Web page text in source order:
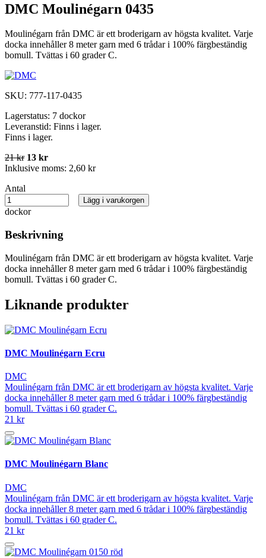
DMC Moulinégarn 0435
Moulinégarn från DMC är ett broderigarn av högsta kvalitet. Varje
docka innehåller 8 meter garn med 6 trådar i 100% färgbeständig
bomull. Tvättas i 60 grader C.
SKU: 777-117-0435
Lagerstatus: 7 dockor
Leveranstid: Finns i lager.
Finns i lager.
21 kr 13 kr
Inklusive moms: 2,60 kr
Antal
dockor
Lägg i varukorgen
Beskrivning
Moulinégarn från DMC är ett broderigarn av högsta kvalitet. Varje
docka innehåller 8 meter garn med 6 trådar i 100% färgbeständig
bomull. Tvättas i 60 grader C.
Liknande produkter
DMC Moulinégarn Ecru
DMC
Moulinégarn från DMC är ett broderigarn av högsta kvalitet. Varje
docka innehåller 8 meter garn med 6 trådar i 100% färgbeständig
bomull. Tvättas i 60 grader C.
21 kr
DMC Moulinégarn Blanc
DMC
Moulinégarn från DMC är ett broderigarn av högsta kvalitet. Varje
docka innehåller 8 meter garn med 6 trådar i 100% färgbeständig
bomull. Tvättas i 60 grader C.
21 kr